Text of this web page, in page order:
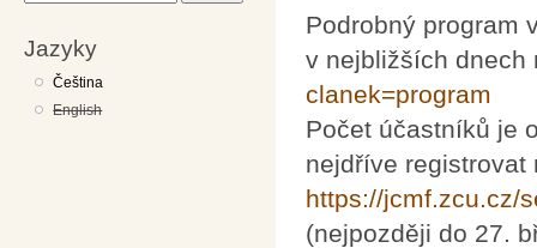
Jazyky
Čeština
English
Podrobný program
v nejbližších
clanek=program
Počet účastníků je
nejdříve registrovat
https://jcmf.zcu.cz/
(nejpozději do 27.